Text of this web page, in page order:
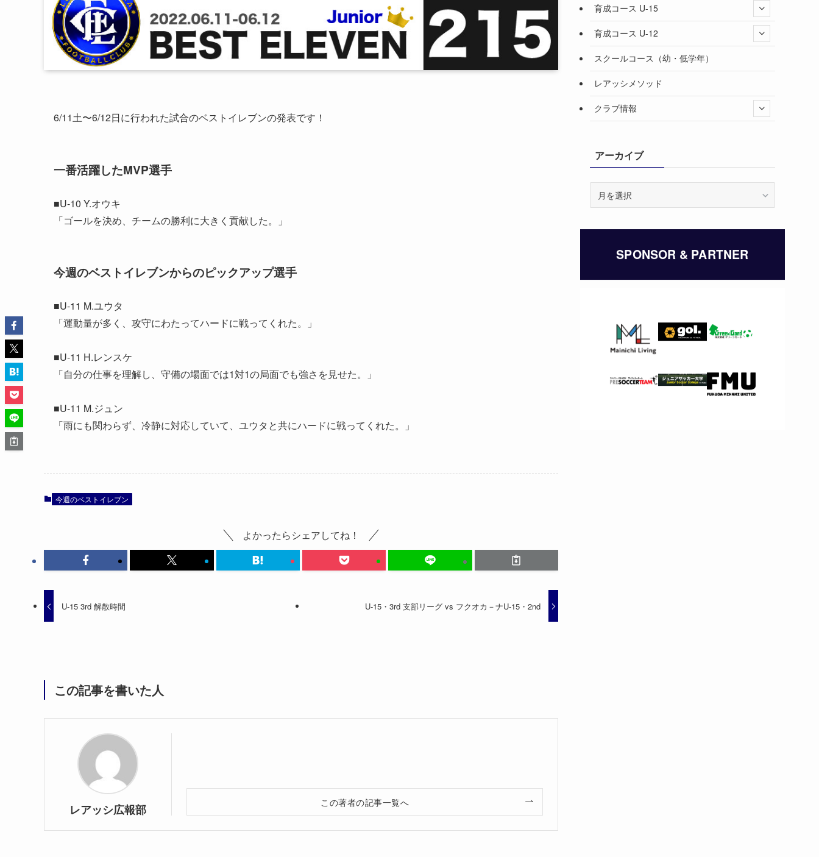
6/11土〜6/12日に行われた試合のベストイレブンの発表です！
一番活躍したMVP選手
■U-10 Y.オウキ
「ゴールを決め、チームの勝利に大きく貢献した。」
今週のベストイレブンからのピックアップ選手
■U-11 M.ユウタ
「運動量が多く、攻守にわたってハードに戦ってくれた。」
■U-11 H.レンスケ
「自分の仕事を理解し、守備の場面では1対1の局面でも強さを見せた。」
■U-11 M.ジュン
「雨にも関わらず、冷静に対応していて、ユウタと共にハードに戦ってくれた。」
今週のベストイレブン
よかったらシェアしてね！
U-15 3rd 解散時間 U-15・3rd 支部リーグ vs フクオカ－ナU-15・2nd
この記事を書いた人
レアッシ広報部 この著者の記事一覧へ
育成コース U-15
育成コース U-12
スクールコース（幼・低学年）
レアッシメソッド
クラブ情報
アーカイブ
イ
SPONSOR & PARTNER